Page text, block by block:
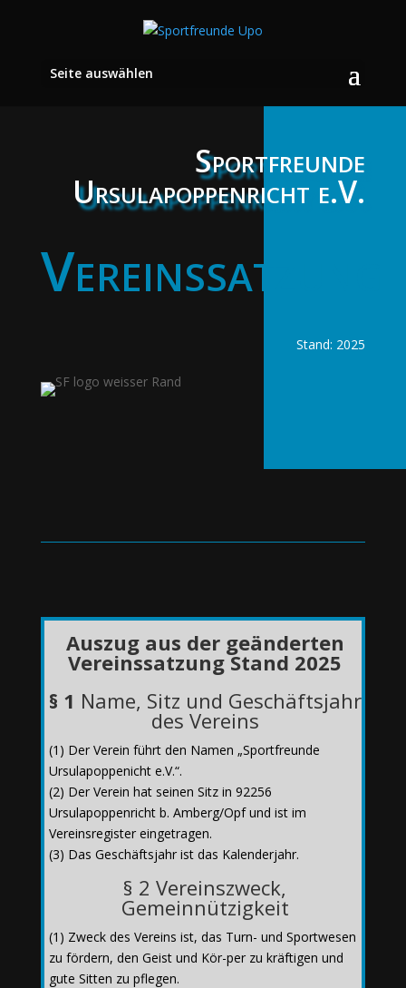
Seite auswählen
Sportfreunde
Ursulapoppenricht e.V.
Vereinssatzung
Stand: 2025
Auszug aus der geänderten
Vereinssatzung Stand 2025
§ 1 Name, Sitz und Geschäftsjahr
des Vereins
(1) Der Verein führt den Namen „Sportfreunde
Ursulapoppenicht e.V.“.
(2) Der Verein hat seinen Sitz in 92256
Ursulapoppenricht b. Amberg/Opf und ist im
Vereinsregister eingetragen.
(3) Das Geschäftsjahr ist das Kalenderjahr.
§ 2 Vereinszweck,
Gemeinnützigkeit
(1) Zweck des Vereins ist, das Turn- und Sportwesen
zu fördern, den Geist und Kör-per zu kräftigen und
gute Sitten zu pflegen.